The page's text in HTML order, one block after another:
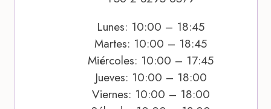
Lunes: 10:00 – 18:45
Martes: 10:00 – 18:45
Miércoles: 10:00 – 17:45
Jueves: 10:00 – 18:00
Viernes: 10:00 – 18:00